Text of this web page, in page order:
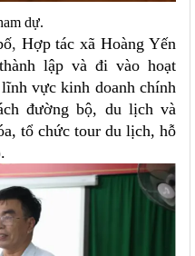
dự.
, Hợp tác xã Hoàng Yến
lập và đi vào hoạt
vực kinh doanh chính
đường bộ, du lịch và
tổ chức tour du lịch, hỗ